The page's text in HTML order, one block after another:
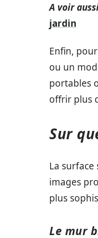
A voir
jardin
Enfin,
ou un
portables
offrir plus
Sur
La
images
plus
Le mur